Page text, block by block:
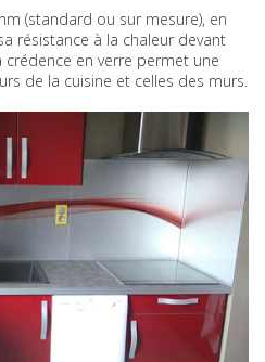
(standard ou sur mesure), en
résistance à la chaleur devant
en verre permet une
de la cuisine et celles des murs.